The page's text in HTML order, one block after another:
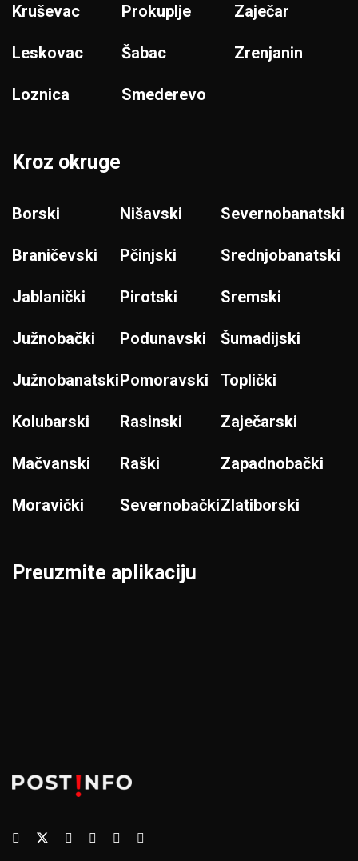
Kruševac
Leskovac
Loznica
Prokuplje
Šabac
Smederevo
Zaječar
Zrenjanin
Kroz okruge
Borski
Braničevski
Jablanički
Južnobački
Južnobanatski
Kolubarski
Mačvanski
Moravički
Nišavski
Pčinjski
Pirotski
Podunavski
Pomoravski
Rasinski
Raški
Severnobački
Severnobanatski
Srednjobanatski
Sremski
Šumadijski
Toplički
Zaječarski
Zapadnobački
Zlatiborski
Preuzmite aplikaciju